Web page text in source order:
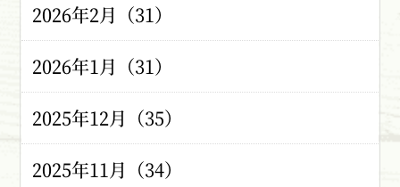
2026年2月（31）
2026年1月（31）
2025年12月（35）
2025年11月（34）